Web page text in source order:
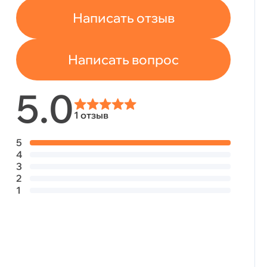
Написать отзыв
Написать вопрос
5.0 1 отзыв
5
4
3
2
1